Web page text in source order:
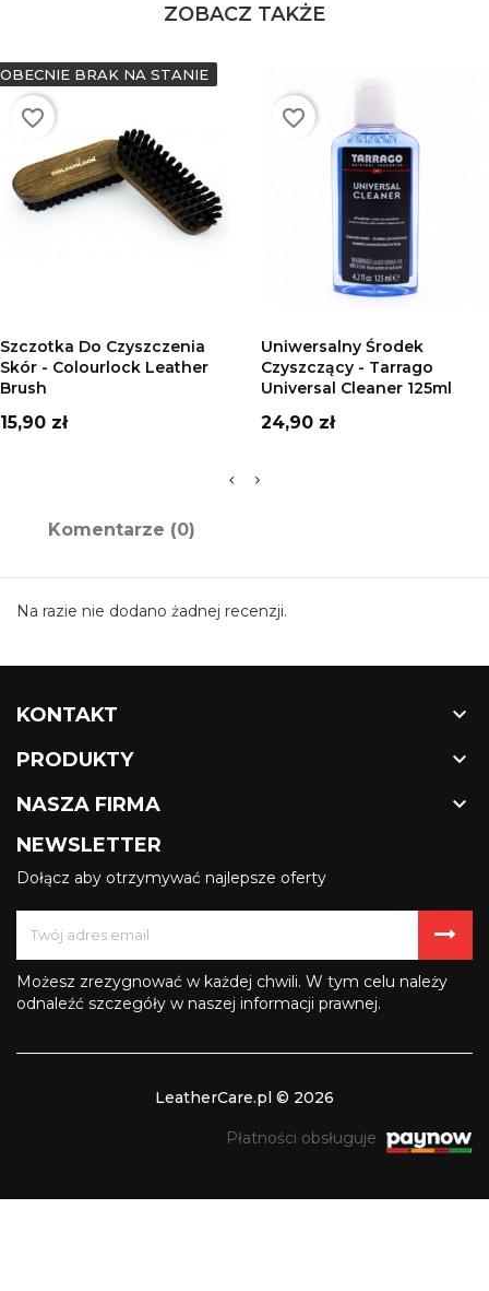
ZOBACZ TAKŻE
OBECNIE BRAK NA STANIE
Szczotka Do Czyszczenia
Skór - Colourlock Leather
Brush
Cena
15,90 zł
favorite_border
Uniwersalny Środek
Czyszczący - Tarrago
Universal Cleaner 125ml
Cena
24,90 zł
favorite_border
Komentarze (0)
Na razie nie dodano żadnej recenzji.
KONTAKT 
PRODUKTY 
NASZA FIRMA 
NEWSLETTER
Dołącz aby otrzymywać najlepsze oferty
Możesz zrezygnować w każdej chwili. W tym celu należy
odnaleźć szczegóły w naszej informacji prawnej.
LeatherCare.pl © 2026
Płatności obsługuje